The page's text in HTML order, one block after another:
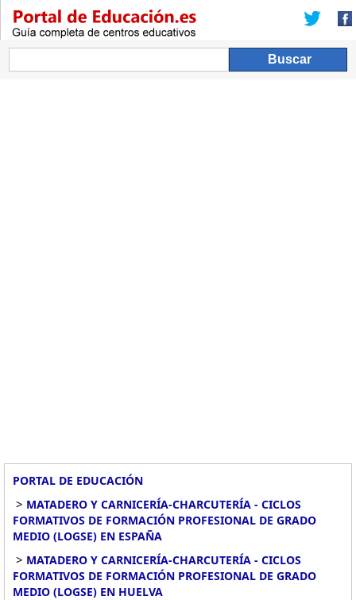
PORTAL DE EDUCACIÓN
> MATADERO Y CARNICERÍA-CHARCUTERÍA - CICLOS
FORMATIVOS DE FORMACIÓN PROFESIONAL DE GRADO
MEDIO (LOGSE) EN ESPAÑA
> MATADERO Y CARNICERÍA-CHARCUTERÍA - CICLOS
FORMATIVOS DE FORMACIÓN PROFESIONAL DE GRADO
MEDIO (LOGSE) EN HUELVA